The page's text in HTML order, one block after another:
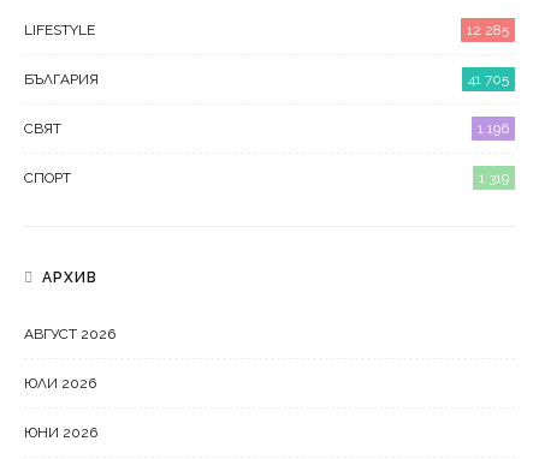
LIFESTYLE 12 285
БЪЛГАРИЯ 41 705
СВЯТ 1 196
СПОРТ 1 319
АРХИВ
АВГУСТ 2026
ЮЛИ 2026
ЮНИ 2026